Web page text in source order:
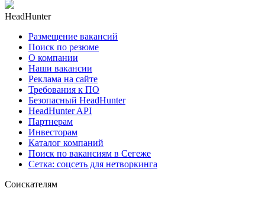
HeadHunter
Размещение вакансий
Поиск по резюме
О компании
Наши вакансии
Реклама на сайте
Требования к ПО
Безопасный HeadHunter
HeadHunter API
Партнерам
Инвесторам
Каталог компаний
Поиск по вакансиям в Сегеже
Сетка: соцсеть для нетворкинга
Соискателям